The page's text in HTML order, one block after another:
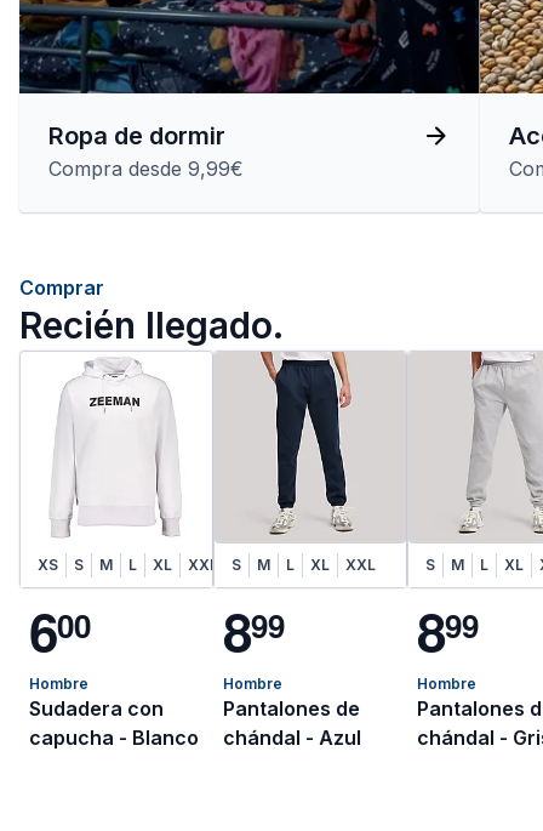
Ropa de dormir
Compra desde 9,99€
Comprar
Recién llegado.
XS S M L XL XXL
600
Hombre
Sudadera con
capucha - Blanco
S M L XL XXL
899
Hombre
Pantalones de
chándal - Azul
S M L XL
899
Hombre
Pantalones
chándal -